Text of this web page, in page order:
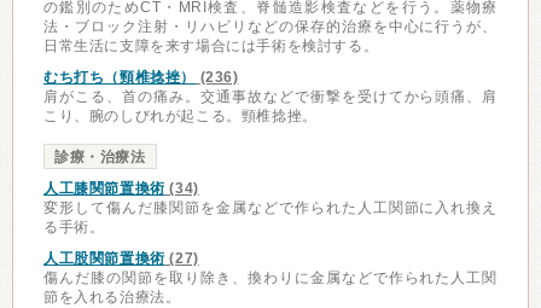
の鑑別のためCT・MRI検査、脊髄造影検査などを行う。薬物療
法・ブロック注射・リハビリなどの保存的治療を中心に行うが、
日常生活に支障を来す場合には手術を検討する。
むち打ち（頸椎捻挫）
(236)
肩がこる、首の痛み。交通事故などで衝撃を受けてから頭痛、肩
こり、腕のしびれが起こる。頸椎捻挫。
診療・治療法
人工膝関節置換術 (34)
変形して傷んだ膝関節を金属などで作られた人工関節に入れ換え
る手術。
人工股関節置換術 (27)
傷んだ膝の関節を取り除き、換わりに金属などで作られた人工関
節を入れる治療法。